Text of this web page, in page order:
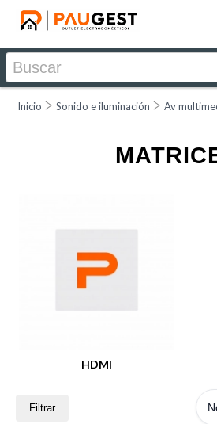
Inicio Sonido e iluminación Av
HDMI
Filtrar